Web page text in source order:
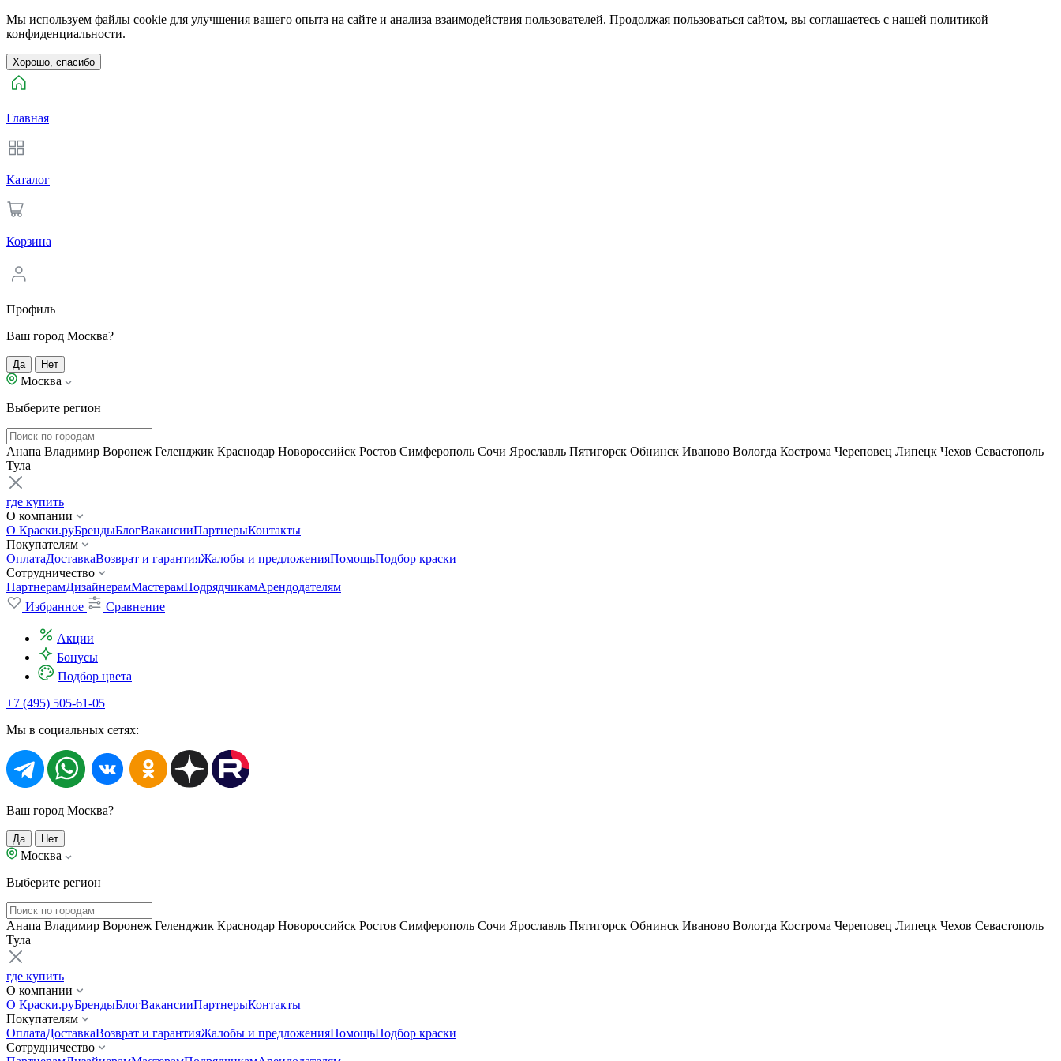
Мы используем файлы cookie для улучшения вашего опыта на сайте и анализа взаимодействия пользователей. Продолжая пользоваться сайтом, вы соглашаетесь с нашей политикой
конфиденциальности.
Хорошо, спасибо
Главная
Каталог
Корзина
Профиль
Ваш город Москва?
Да Нет
Москва
Выберите регион
Анапа Владимир Воронеж Геленджик Краснодар Новороссийск Ростов Симферополь Сочи Ярославль Пятигорск Обнинск Иваново Вологда Кострома Череповец Липецк Чехов Севастополь
Тула
где купить
О компании
О Краски.руБрендыБлогВакансииПартнерыКонтакты
Покупателям
ОплатаДоставкаВозврат и гарантияЖалобы и предложенияПомощьПодбор краски
Сотрудничество
ПартнерамДизайнерамМастерамПодрядчикамАрендодателям
Избранное
Сравнение
Акции
Бонусы
Подбор цвета
+7 (495) 505-61-05
Мы в социальных сетях:
Ваш город Москва?
Да Нет
Москва
Выберите регион
Анапа Владимир Воронеж Геленджик Краснодар Новороссийск Ростов Симферополь Сочи Ярославль Пятигорск Обнинск Иваново Вологда Кострома Череповец Липецк Чехов Севастополь
Тула
где купить
О компании
О Краски.руБрендыБлогВакансииПартнерыКонтакты
Покупателям
ОплатаДоставкаВозврат и гарантияЖалобы и предложенияПомощьПодбор краски
Сотрудничество